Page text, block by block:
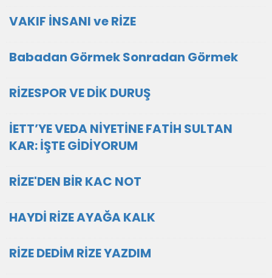
VAKIF İNSANI ve RİZE
Babadan Görmek Sonradan Görmek
RİZESPOR VE DİK DURUŞ
İETT’YE VEDA NİYETİNE FATİH SULTAN
KAR: İŞTE GİDİYORUM
RİZE'DEN BİR KAC NOT
HAYDİ RİZE AYAĞA KALK
RİZE DEDİM RİZE YAZDIM